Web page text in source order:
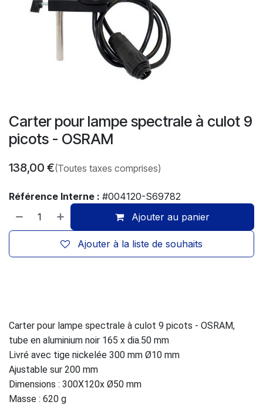
Carter pour lampe spectrale à culot 9
picots - OSRAM
138,00 €(Toutes taxes comprises)
Référence Interne : #004120-S69782
Ajouter au panier
Ajouter à la liste de souhaits
Carter pour lampe spectrale à culot 9 picots - OSRAM,
tube en aluminium noir 165 x dia.50 mm
Livré avec tige nickelée 300 mm Ø10 mm
Ajustable sur 200 mm
Dimensions : 300X120x Ø50 mm
Masse : 620 g